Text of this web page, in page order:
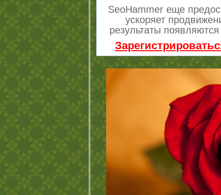
SeoHammer еще
ускоряет
результаты